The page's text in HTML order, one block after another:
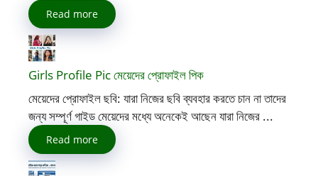
Read more
Girls Profile Pic মেয়েদের প্রোফাইল পিক
মেয়েদের প্রোফাইল ছবি: যারা নিজের ছবি ব্যবহার করতে চান না তাদের
জন্য সম্পূর্ণ গাইড মেয়েদের মধ্যে অনেকেই আছেন যারা নিজের ...
Read more